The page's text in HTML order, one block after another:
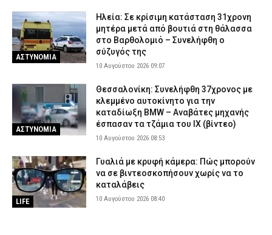
ΑΣΤΥΝΟΜΙΑ
Ηλεία: Σε κρίσιμη κατάσταση 31χρονη
μητέρα μετά από βουτιά στη θάλασσα
στο Βαρθολομιό – Συνελήφθη ο
σύζυγός της
10 Αυγούστου 2026 09:07
ΑΣΤΥΝΟΜΙΑ
Θεσσαλονίκη: Συνελήφθη 37χρονος με
κλεμμένο αυτοκίνητο για την
καταδίωξη BMW – Αναβάτες μηχανής
έσπασαν τα τζάμια του ΙΧ (βίντεο)
10 Αυγούστου 2026 08:53
LIFE
Γυαλιά με κρυφή κάμερα: Πώς μπορούν
να σε βιντεοσκοπήσουν χωρίς να το
καταλάβεις
10 Αυγούστου 2026 08:40